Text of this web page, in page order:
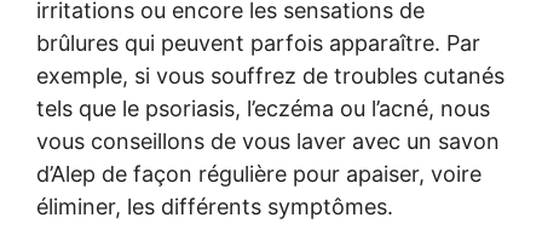
irritations ou encore les sensations de
brûlures qui peuvent parfois apparaître. Par
exemple, si vous souffrez de troubles cutanés
tels que le psoriasis, l’eczéma ou l’acné, nous
vous conseillons de vous laver avec un savon
d’Alep de façon régulière pour apaiser, voire
éliminer, les différents symptômes.